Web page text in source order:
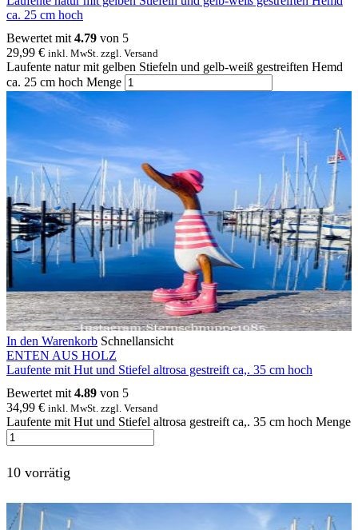
ca. 25 cm hoch
Bewertet mit 4.79 von 5
29,99 € inkl. MwSt. zzgl. Versand
Laufente natur mit gelben Stiefeln und gelb-weiß gestreiften Hemd
ca. 25 cm hoch Menge
In den Warenkorb Schnellansicht
ENTEN AUS HOLZ
Laufente mit Hut und Stiefel altrosa gestreift ca,. 35 cm hoch
Bewertet mit4.89 von 5
34,99 € inkl. MwSt. zzgl. Versand
Laufente mit Hut und Stiefel altrosa gestreift ca,. 35 cm hoch Menge
10 vorrätig